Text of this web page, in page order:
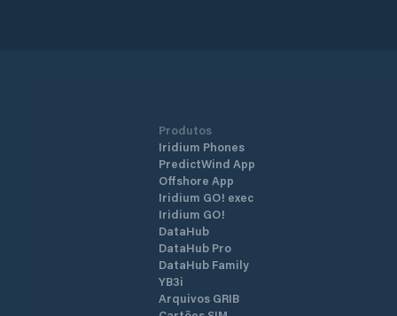
Produtos
Iridium Phones
PredictWind App
Offshore App
Iridium GO! exec
Iridium GO!
DataHub
DataHub Pro
DataHub Family
YB3i
Arquivos GRIB